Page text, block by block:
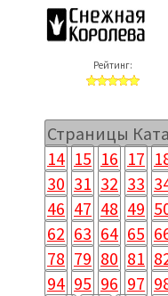
Рейтинг:
Страницы
14 15 16 17
30 31 32 33
46 47 48 49
62 63 64 65
78 79 80 81
94 95 96 97